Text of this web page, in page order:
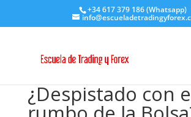
+34 617 379 186 (Whatsapp)
¿Despistado con